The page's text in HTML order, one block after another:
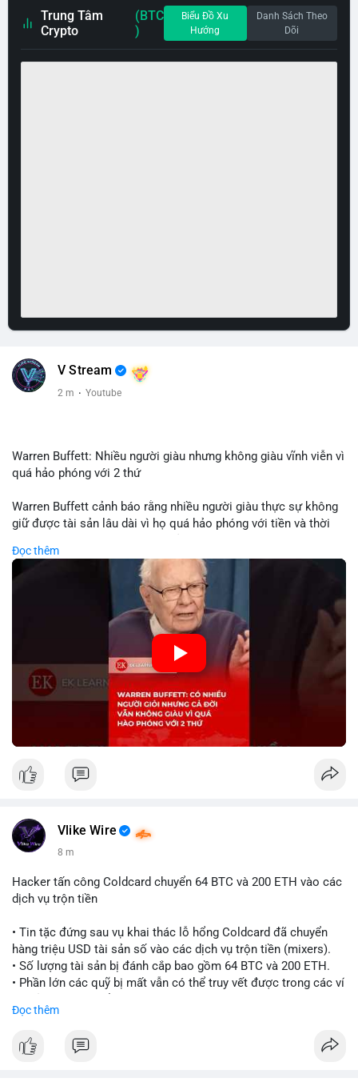
Trung Tâm
Crypto
(BTC
)
Biểu Đồ Xu
Hướng
Danh Sách Theo
Dõi
V Stream
2 m · Youtube
Warren Buffett: Nhiều người giàu nhưng không giàu vĩnh viễn vì
quá hảo phóng với 2 thứ
Warren Buffett cảnh báo rằng nhiều người giàu thực sự không
giữ được tài sản lâu dài vì họ quá hảo phóng với tiền và thời
nhuận tái đầu tư và suy giảm sức mạnh tăng trưởng danh mục.
Đối với nhà đầu tư crypto, giữ lại lợi nhuận để tái đầu tư vào
dự án tiềm năng quan trọng hơn chia sẻ quá mức. Cân bằng
đóng góp xã hội và bảo vệ tài sản giúp nhà đầu tư đạt được
bền vững tài chính mà Buffett đề cao.
🎥 Xem video trực tiếp tại:
Nguồn: KIEN THUC KINH TE
Đọc thêm
Vlike Wire
8 m
Hacker tấn công Coldcard chuyển 64 BTC và 200 ETH vào các
dịch vụ trộn tiền
• Tin tặc đứng sau vụ khai thác lỗ hổng Coldcard đã chuyển
hàng triệu USD tài sản số vào các dịch vụ trộn tiền (mixers).
• Số lượng tài sản bị đánh cắp bao gồm 64 BTC và 200 ETH.
• Phần lớn các quỹ bị mất vẫn có thể truy vết được trong các ví
#cryptonews
Đọc thêm